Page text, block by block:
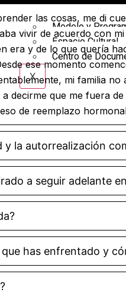
Modelo y
Espacio Cultural
Centro de
X
las cosas, me di
vivir de acuerdo con
era y de lo que quería
ese momento
mi familia
decirme que me fuera
de reemplazo
la autorrealización
a seguir adelante
has enfrentado y